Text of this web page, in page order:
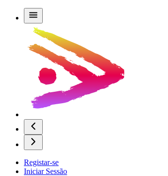
Registar-se
Iniciar Sessão